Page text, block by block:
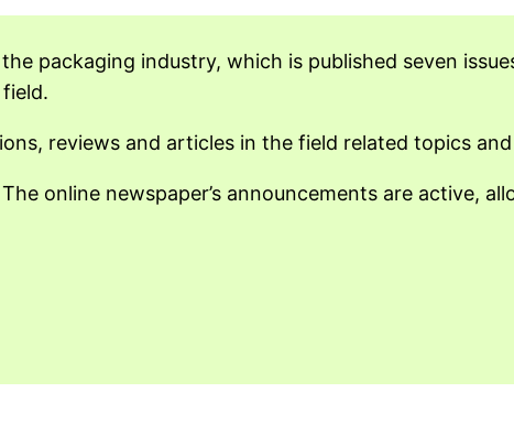
packaging industry, which is published seven
reviews and articles in the field related topics
online newspaper’s announcements are active,